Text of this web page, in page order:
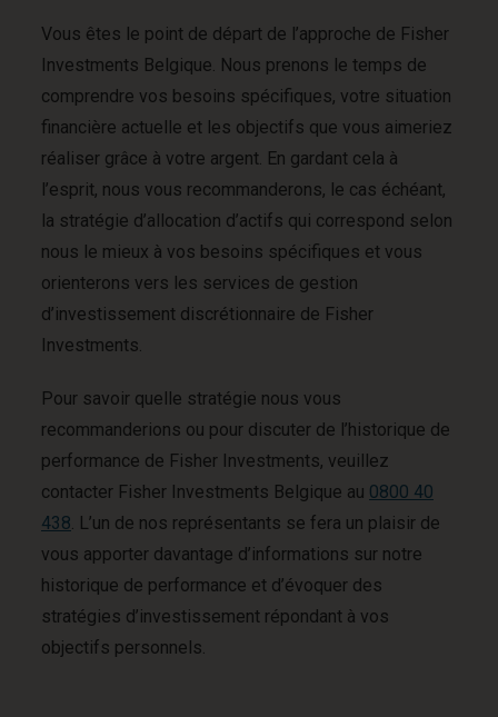
Vous êtes le point de départ de l’approche de Fisher
Investments Belgique. Nous prenons le temps de
comprendre vos besoins spécifiques, votre situation
financière actuelle et les objectifs que vous aimeriez
réaliser grâce à votre argent. En gardant cela à
l’esprit, nous vous recommanderons, le cas échéant,
la stratégie d’allocation d’actifs qui correspond selon
nous le mieux à vos besoins spécifiques et vous
orienterons vers les services de gestion
d’investissement discrétionnaire de Fisher
Investments.
Pour savoir quelle stratégie nous vous
recommanderions ou pour discuter de l’historique de
performance de Fisher Investments, veuillez
contacter Fisher Investments Belgique au 0800 40
438. L’un de nos représentants se fera un plaisir de
vous apporter davantage d’informations sur notre
historique de performance et d’évoquer des
stratégies d’investissement répondant à vos
objectifs personnels.